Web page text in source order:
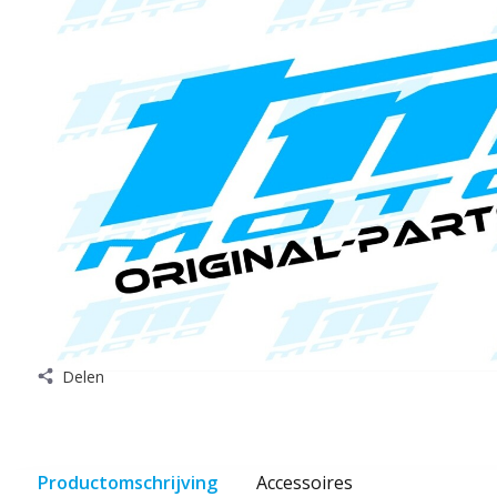
Delen
Productomschrijving Accessoires